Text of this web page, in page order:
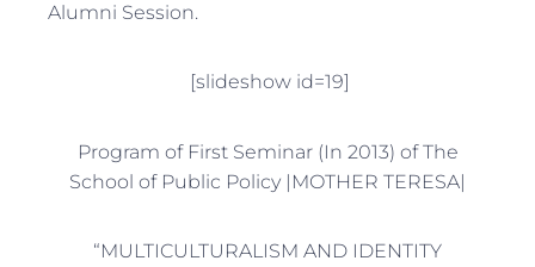
Alumni Session.
[slideshow id=19]
Program of First Seminar (In 2013) of The
School of Public Policy |MOTHER TERESA|
“MULTICULTURALISM AND IDENTITY